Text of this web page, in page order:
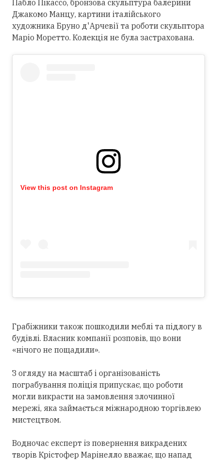
Пабло Пікассо, бронзова скульптура балерини
Джакомо Манцу, картини італійського
художника Бруно д'Арчевії та роботи скульптора
Маріо Моретто. Колекція не була застрахована.
View this post on Instagram
Грабіжники також пошкодили меблі та підлогу в
будівлі. Власник компанії розповів, що вони
«нічого не пощадили».
З огляду на масштаб і організованість
пограбування поліція припускає, що роботи
могли викрасти на замовлення злочинної
мережі, яка займається міжнародною торгівлею
мистецтвом.
Водночас експерт із повернення викрадених
творів Крістофер Марінелло вважає, що напад